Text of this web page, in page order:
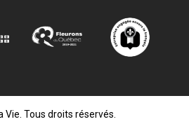
Tous droits réservés.